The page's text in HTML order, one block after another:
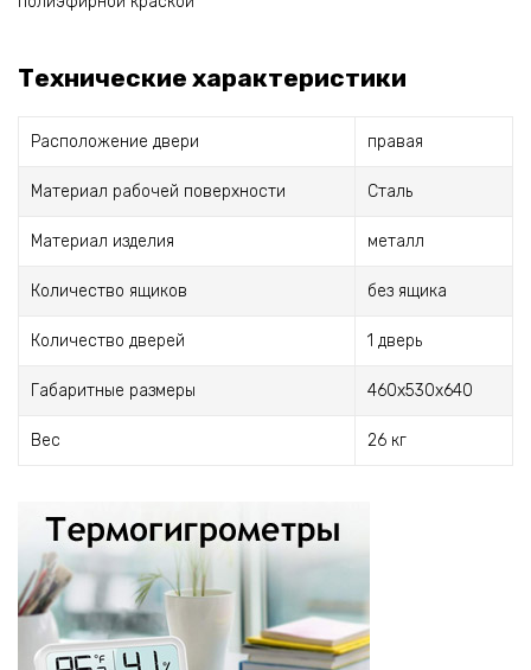
Технические характеристики
Расположение двери правая
Материал рабочей поверхности Сталь
Материал изделия металл
Количество ящиков без ящика
Количество дверей 1 дверь
Габаритные размеры 460х530х640
Вес 26 кг